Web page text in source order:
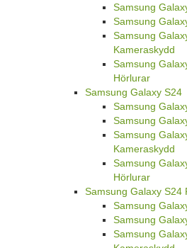
Samsung
Samsung
Samsung
Kameraskydd
Samsung
Hörlurar
Samsung Galaxy S24
Samsung
Samsung
Samsung
Kameraskydd
Samsung
Hörlurar
Samsung Galaxy S24
Samsung
Samsung
Samsung